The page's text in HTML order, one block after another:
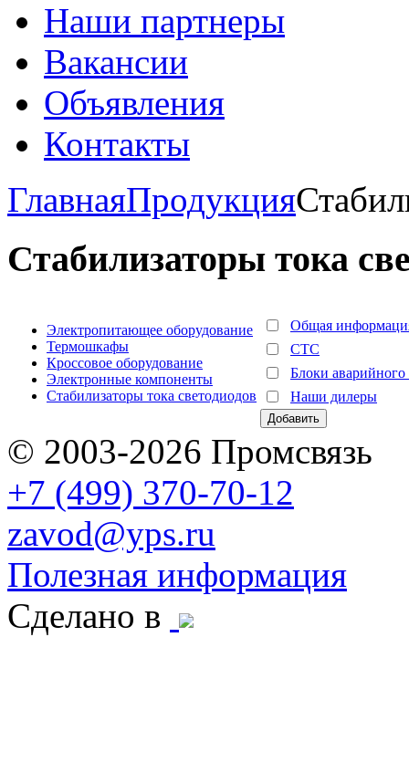
Наши партнеры
Вакансии
Объявления
Контакты
ГлавнаяПродукция
Стабилизаторы тока
Электропитающее оборудование
Термошкафы
Кроссовое оборудование
Электронные компоненты
Стабилизаторы тока светодиодов
Общая
СТС
Блоки
Наши дилеры
© 2003-2026 Промсвязь
+7 (499) 370-70-12
zavod@yps.ru
Полезная информация
Сделано в